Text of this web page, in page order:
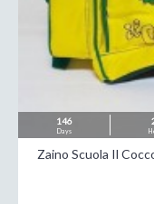
146
Days
Zaino Scuola Il